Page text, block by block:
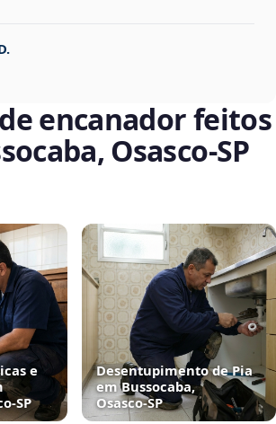
encanador feitos
Osasco‑SP
e
Desentupimento de Pia
em Bussocaba,
Osasco‑SP